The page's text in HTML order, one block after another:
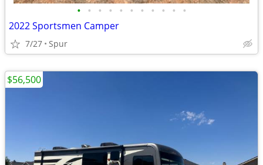
• • • • • • • • • • •
2022 Sportsmen Camper
7/27 Spur
$56,500